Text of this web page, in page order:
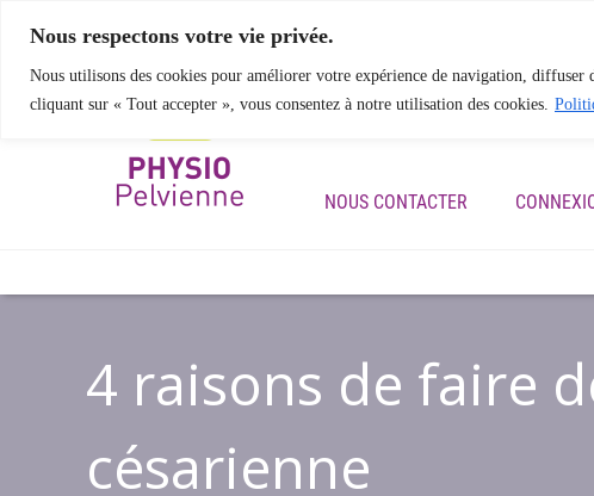
Nous respectons votre vie privée.
Nous utilisons des cookies pour améliorer votre expérience de navigation, diffuser
cliquant sur « Tout accepter », vous consentez à notre utilisation des cookies.
NOUS CONTACTER
4 raisons de faire
césarienne